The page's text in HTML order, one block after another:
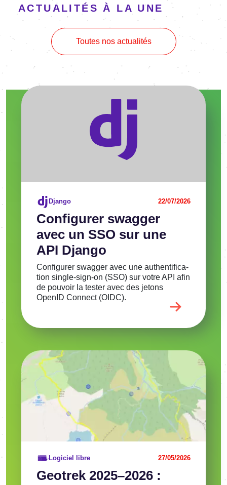
ACTUALITÉS À LA UNE
Toutes nos actualités
Confi­gu­rer swag­ger
avec un SSO sur une
API Django
Django 22/07/2026
Confi­gu­rer swag­ger avec une authen­ti­fi­ca­
tion single-sign-on (SSO) sur votre API afin
de pouvoir la tester avec des jetons
OpenID Connect (OIDC).
Voir l'article
Geotrek 2025–2026 :
Logiciel libre 27/05/2026
Voir l'article
Image